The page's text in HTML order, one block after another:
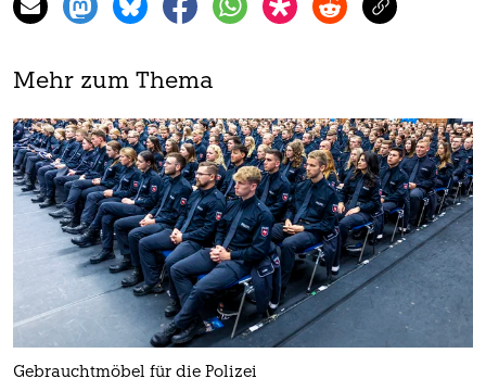
Mehr zum Thema
Gebrauchtmöbel für die Polizei